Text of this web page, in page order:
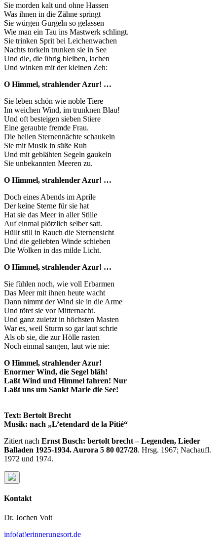
Sie morden kalt und ohne Hassen
Was ihnen in die Zähne springt
Sie würgen Gurgeln so gelassen
Wie man ein Tau ins Mastwerk schlingt.
Sie trinken Sprit bei Leichenwachen
Nachts torkeln trunken sie in See
Und die, die übrig bleiben, lachen
Und winken mit der kleinen Zeh:
O Himmel, strahlender Azur! …
Sie leben schön wie noble Tiere
Im weichen Wind, im trunknen Blau!
Und oft besteigen sieben Stiere
Eine geraubte fremde Frau.
Die hellen Sternennächte schaukeln
Sie mit Musik in süße Ruh
Und mit geblähten Segeln gaukeln
Sie unbekannten Meeren zu.
O Himmel, strahlender Azur! …
Doch eines Abends im Aprile
Der keine Sterne für sie hat
Hat sie das Meer in aller Stille
Auf einmal plötzlich selber satt.
Hüllt still in Rauch die Sternensicht
Und die geliebten Winde schieben
Die Wolken in das milde Licht.
O Himmel, strahlender Azur! …
Sie fühlen noch, wie voll Erbarmen
Das Meer mit ihnen heute wacht
Dann nimmt der Wind sie in die Arme
Und tötet sie vor Mitternacht.
Und ganz zuletzt in höchsten Masten
War es, weil Sturm so gar laut schrie
Als ob sie, die zur Hölle rasten
Noch einmal sangen, laut wie nie:
O Himmel, strahlender Azur!
Enormer Wind, die Segel bläh!
Laßt Wind und Himmel fahren! Nur
Laßt uns um Sankt Marie die See!
Text: Bertolt Brecht
Musik: nach „L’etendard de la Pitié“
Zitiert nach Ernst Busch: bertolt brecht – Legenden, Lieder
Balladen 1925-1934. Aurora 5 80 027/28. Hrsg. 1967; Nachaufl.
1972 und 1974.
Kontakt
Dr. Jochen Voit
info(at)erinnerungsort.de